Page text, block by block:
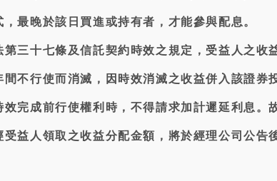
最晚於該日買進或持有者，才能參與配息。
三十七條及信託契約時效之規定，受益人之收
不行使而消滅，因時效消滅之收益併入該證券
完成前行使權利時，不得請求加計遲延利息。
益人領取之收益分配金額，將於經理公司公告